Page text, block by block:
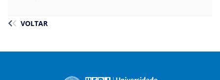
VOLTAR